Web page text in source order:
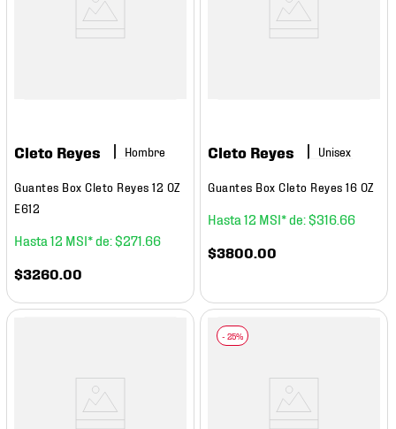
Cleto Reyes Hombre
Guantes Box Cleto Reyes 12 OZ
E612
12 $271 66
$3260 .00
Cleto Reyes
Guantes Box Cleto Reyes 16 OZ
12 $316 66
$3800 .00